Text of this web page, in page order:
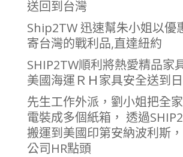
送回到台灣
Ship2TW 迅速幫朱小姐以優
寄台灣的戰利品,直達紐約
SHIP2TW順利將熱愛精品家
美國海運ＲＨ家具安全送到
先生工作外派，劉小姐把全
電裝成多個紙箱， 透過
搬運到美國印第安納波利斯
公司HR點頭